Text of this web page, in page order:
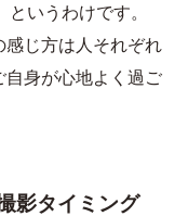
いうわけです。
感じ方は人それぞれ
身が心地よく過ご
影タイミング